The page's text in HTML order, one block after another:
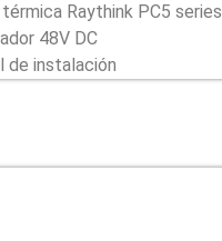
térmica Raythink PC5 series
48V DC
de instalación